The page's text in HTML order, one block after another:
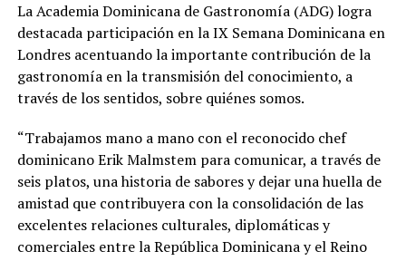
La Academia Dominicana de Gastronomía (ADG) logra
destacada participación en la IX Semana Dominicana en
Londres acentuando la importante contribución de la
gastronomía en la transmisión del conocimiento, a
través de los sentidos, sobre quiénes somos.
“Trabajamos mano a mano con el reconocido chef
dominicano Erik Malmstem para comunicar, a través de
seis platos, una historia de sabores y dejar una huella de
amistad que contribuyera con la consolidación de las
excelentes relaciones culturales, diplomáticas y
comerciales entre la República Dominicana y el Reino